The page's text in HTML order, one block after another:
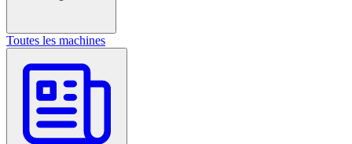
Toutes les machines